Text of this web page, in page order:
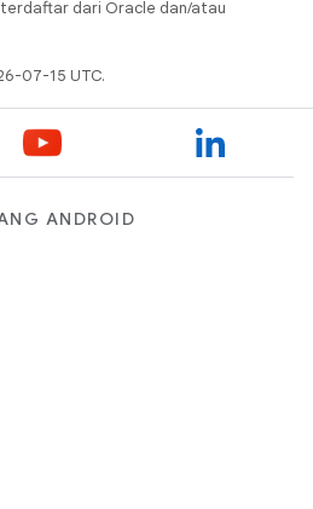
dari Oracle dan/atau
07-15 UTC.
ANDROID